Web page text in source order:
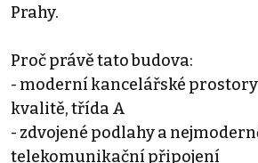
Prahy.
Proč právě tato budova:
- moderní kancelářské prostory
kvalitě, třída A
- zdvojené podlahy a
telekomunikační připojení